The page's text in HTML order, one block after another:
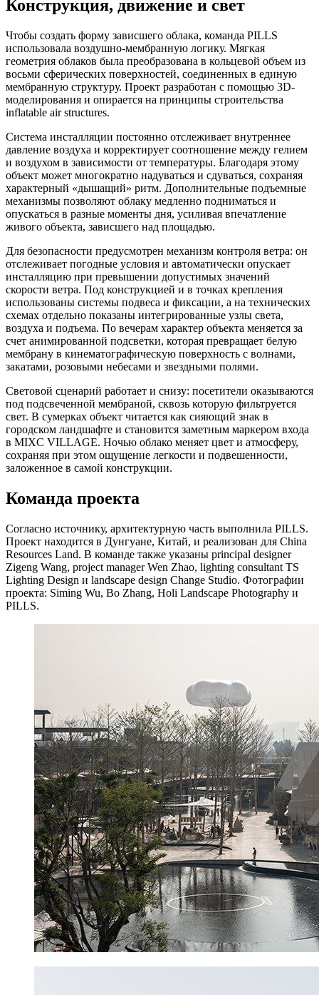
Конструкция, движение и свет
Чтобы создать форму зависшего облака, команда PILLS
использовала воздушно-мембранную логику. Мягкая
геометрия облаков была преобразована в кольцевой объем из
восьми сферических поверхностей, соединенных в единую
мембранную структуру. Проект разработан с помощью 3D-
моделирования и опирается на принципы строительства
inflatable air structures.
Система инсталляции постоянно отслеживает внутреннее
давление воздуха и корректирует соотношение между гелием
и воздухом в зависимости от температуры. Благодаря этому
объект может многократно надуваться и сдуваться, сохраняя
характерный «дышащий» ритм. Дополнительные подъемные
механизмы позволяют облаку медленно подниматься и
опускаться в разные моменты дня, усиливая впечатление
живого объекта, зависшего над площадью.
Для безопасности предусмотрен механизм контроля ветра: он
отслеживает погодные условия и автоматически опускает
инсталляцию при превышении допустимых значений
скорости ветра. Под конструкцией и в точках крепления
использованы системы подвеса и фиксации, а на технических
схемах отдельно показаны интегрированные узлы света,
воздуха и подъема. По вечерам характер объекта меняется за
счет анимированной подсветки, которая превращает белую
мембрану в кинематографическую поверхность с волнами,
закатами, розовыми небесами и звездными полями.
Световой сценарий работает и снизу: посетители оказываются
под подсвеченной мембраной, сквозь которую фильтруется
свет. В сумерках объект читается как сияющий знак в
городском ландшафте и становится заметным маркером входа
в MIXC VILLAGE. Ночью облако меняет цвет и атмосферу,
сохраняя при этом ощущение легкости и подвешенности,
заложенное в самой конструкции.
Команда проекта
Согласно источнику, архитектурную часть выполнила PILLS.
Проект находится в Дунгуане, Китай, и реализован для China
Resources Land. В команде также указаны principal designer
Zigeng Wang, project manager Wen Zhao, lighting consultant TS
Lighting Design и landscape design Change Studio. Фотографии
проекта: Siming Wu, Bo Zhang, Holi Landscape Photography и
PILLS.